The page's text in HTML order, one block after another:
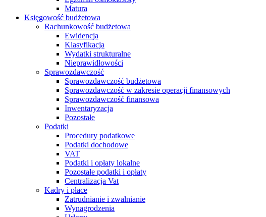
Matura
Księgowość budżetowa
Rachunkowość budżetowa
Ewidencja
Klasyfikacja
Wydatki strukturalne
Nieprawidłowości
Sprawozdawczość
Sprawozdawczość budżetowa
Sprawozdawczość w zakresie operacji finansowych
Sprawozdawczość finansowa
Inwentaryzacja
Pozostałe
Podatki
Procedury podatkowe
Podatki dochodowe
VAT
Podatki i opłaty lokalne
Pozostałe podatki i opłaty
Centralizacja Vat
Kadry i płace
Zatrudnianie i zwalnianie
Wynagrodzenia